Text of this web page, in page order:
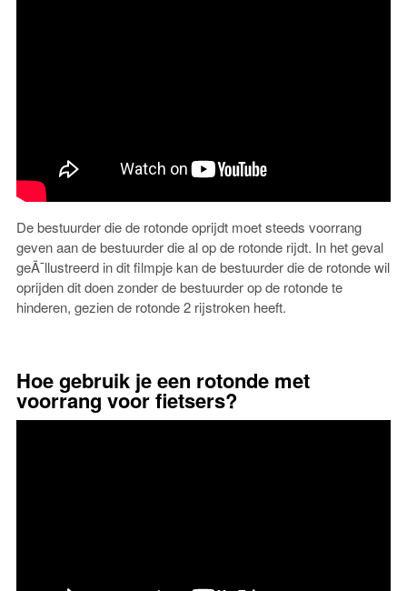
De bestuurder die de rotonde oprijdt moet steeds voorrang
geven aan de bestuurder die al op de rotonde rijdt. In het geval
geÃ¯llustreerd in dit filmpje kan de bestuurder die de rotonde wil
oprijden dit doen zonder de bestuurder op de rotonde te
hinderen, gezien de rotonde 2 rijstroken heeft.
Hoe gebruik je een rotonde met
voorrang voor fietsers?